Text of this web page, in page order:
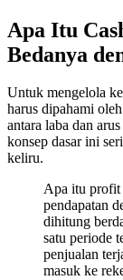
Apa Itu
Bedanya
Untuk mengelola
harus dipahami
antara laba dan
konsep dasar ini
keliru.
Apa itu profit
pendapatan
dihitung
satu periode
penjualan
masuk ke